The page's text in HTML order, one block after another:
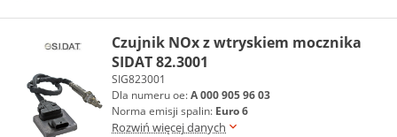
Czujnik NOx z wtryskiem mocznika
SIDAT 82.3001
SIG823001
Dla numeru oe:A 000 905 96 03
Norma emisji spalin: Euro 6
Rozwiń więcej danych